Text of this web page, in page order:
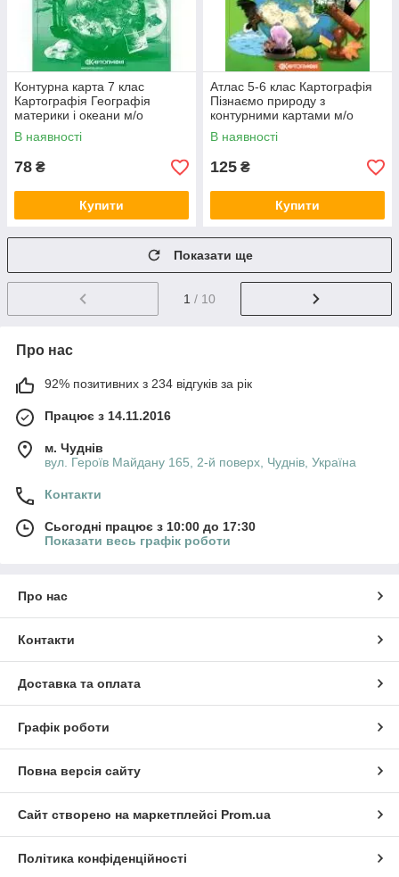
Контурна карта 7 клас
Картографія Географія
материки і океани м/о
В наявності
78 ₴
Купити
Атлас 5-6 клас Картографія
Пізнаємо природу з
контурними картами м/о
В наявності
125 ₴
Купити
Показати ще
1 / 10
Про нас
92% позитивних з 234 відгуків за рік
Працює з 14.11.2016
м. Чуднів
вул. Героїв Майдану 165, 2-й поверх, Чуднів, Україна
Контакти
Сьогодні працює з 10:00 до 17:30
Показати весь графік роботи
Про нас
Контакти
Доставка та оплата
Графік роботи
Повна версія сайту
Сайт створено на маркетплейсі Prom.ua
Політика конфіденційності